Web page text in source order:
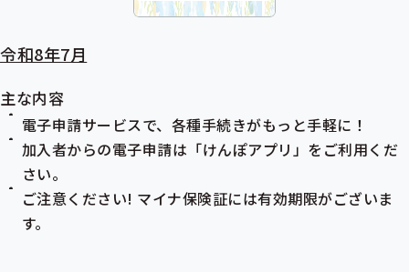
令和8年7月
主な内容
電子申請サービスで、各種手続きがもっと手軽に！
加入者からの電子申請は「けんぽアプリ」をご利用くだ
さい。
ご注意ください! マイナ保険証には有効期限がございま
す。